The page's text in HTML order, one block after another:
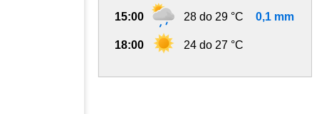
15:00 28 do 29 °C 0,1 mm
18:00 24 do 27 °C